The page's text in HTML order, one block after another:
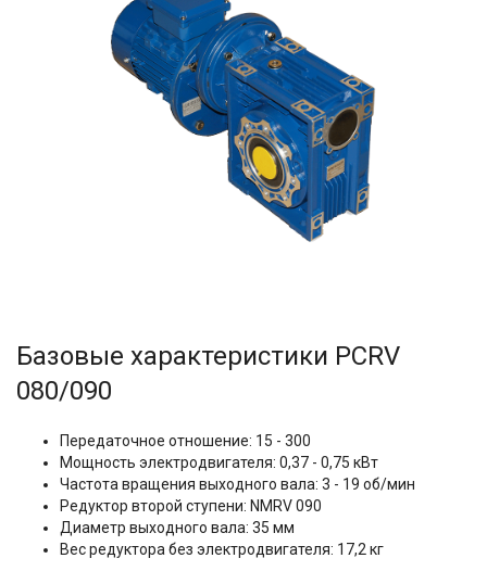
Базовые характеристики PCRV
080/090
Передаточное отношение: 15 - 300
Мощность электродвигателя: 0,37 - 0,75 кВт
Частота вращения выходного вала: 3 - 19 об/мин
Редуктор второй ступени: NMRV 090
Диаметр выходного вала: 35 мм
Вес редуктора без электродвигателя: 17,2 кг